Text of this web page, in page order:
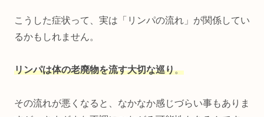
こうした症状って、実は「リンパの流れ」が関係してい
るかもしれません。
リンパは体の老廃物を流す大切な巡り。
その流れが悪くなると、なかなか感じづらい事もありま